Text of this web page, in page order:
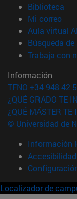
Biblioteca
Mi correo
Aula virtual
Búsqueda
Trabaja con
Información
TFNO +34 948 42
¿QUÉ GRADO TE
¿QUÉ MÁSTER TE
© Universidad de
Información
Accesibilidad
Localizador de